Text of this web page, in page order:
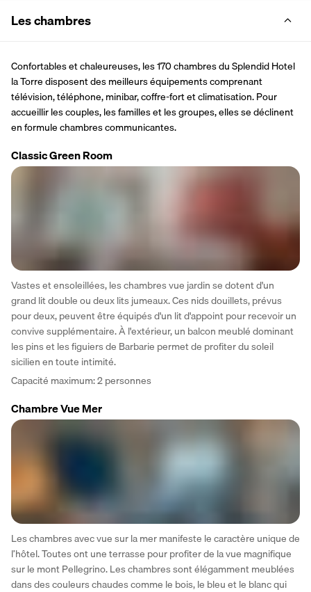
Les chambres
Confortables et chaleureuses, les 170 chambres du Splendid Hotel
la Torre disposent des meilleurs équipements comprenant
télévision, téléphone, minibar, coffre-fort et climatisation. Pour
accueillir les couples, les familles et les groupes, elles se déclinent
en formule chambres communicantes.
Classic Green Room
Vastes et ensoleillées, les chambres vue jardin se dotent d'un
grand lit double ou deux lits jumeaux. Ces nids douillets, prévus
pour deux, peuvent être équipés d'un lit d'appoint pour recevoir un
convive supplémentaire. À l'extérieur, un balcon meublé dominant
les pins et les figuiers de Barbarie permet de profiter du soleil
sicilien en toute intimité.
Capacité maximum: 2 personnes
Chambre Vue Mer
Les chambres avec vue sur la mer manifeste le caractère unique de
l’hôtel. Toutes ont une terrasse pour profiter de la vue magnifique
sur le mont Pellegrino. Les chambres sont élégamment meublées
dans des couleurs chaudes comme le bois, le bleu et le blanc qui